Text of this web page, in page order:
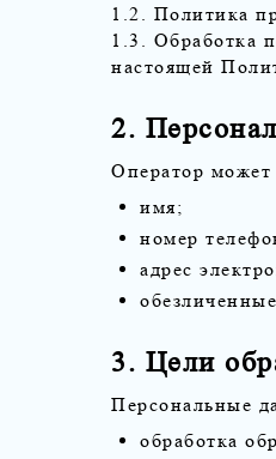
1.2. Политика
1.3. Обработка
настоящей
2.
Оператор может
имя;
номер
адрес
3. Цели
Персональные
обработка